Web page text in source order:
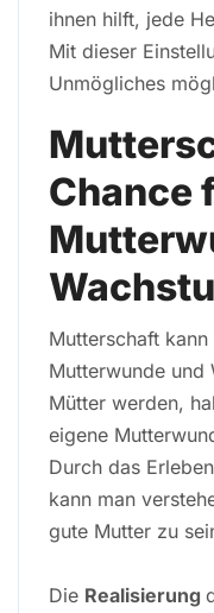
ihnen hilft, jede
Mit dieser
Unmögliches
Chance
Mutterschaft kann
Mutterwunde und
Mütter werden,
eigene
Durch das
kann man
gute Mutter zu
Die Realisierung